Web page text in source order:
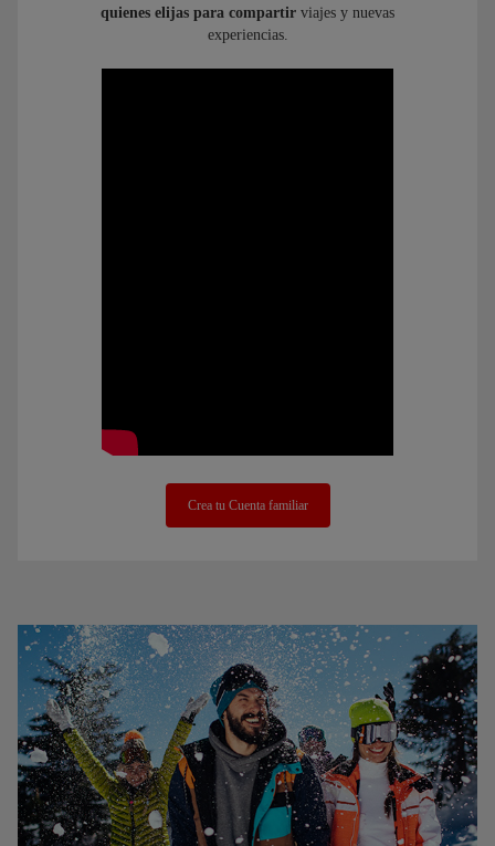
quienes elijas para compartir viajes y nuevas
experiencias.
Crea tu Cuenta familiar